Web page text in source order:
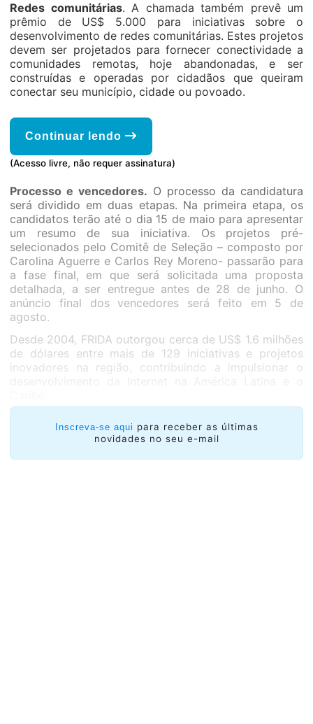
Redes comunitárias. A chamada também prevê um
prêmio de US$ 5.000 para iniciativas sobre o
desenvolvimento de redes comunitárias. Estes projetos
devem ser projetados para fornecer conectividade a
comunidades remotas, hoje abandonadas, e ser
construídas e operadas por cidadãos que queiram
conectar seu município, cidade ou povoado.
Continuar lendo
(Acesso livre, não requer assinatura)
Processo e vencedores. O processo da candidatura
será dividido em duas etapas. Na primeira etapa, os
candidatos terão até o dia 15 de maio para apresentar
um resumo de sua iniciativa. Os projetos pré-
selecionados pelo Comitê de Seleção – composto por
Carolina Aguerre e Carlos Rey Moreno- passarão para
a fase final, em que será solicitada uma proposta
detalhada, a ser entregue antes de 28 de junho. O
anúncio final dos vencedores será feito em 5 de
agosto.
Desde 2004, FRIDA outorgou cerca de US$ 1.6 milhões
de dólares entre mais de 129 iniciativas e projetos
inovadores na região, contribuindo a impulsionar o
Inscreva-se aqui para receber as últimas
novidades no seu e-mail